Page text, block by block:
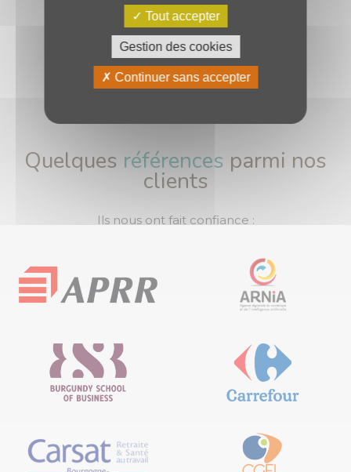
Quelques références parmi nos
clients
Ils nous ont fait confiance :
Tout accepter
Gestion des cookies
Continuer sans accepter